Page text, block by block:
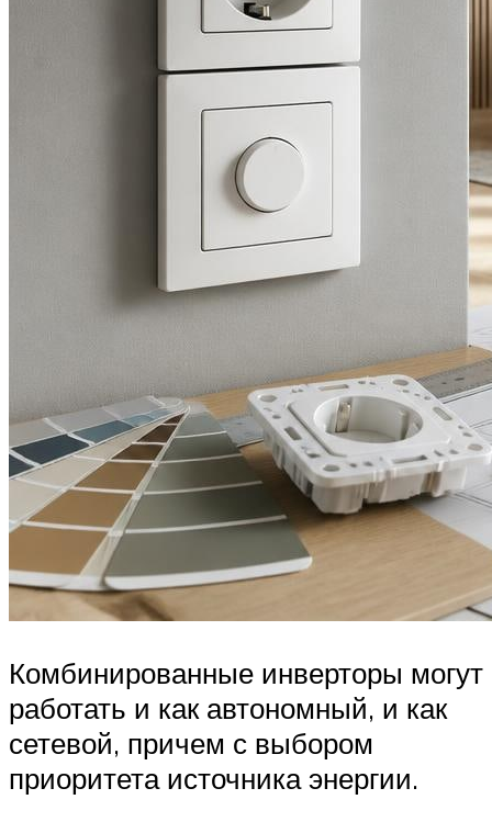
Комбинированные инверторы могут
работать и как автономный, и как
сетевой, причем с выбором
приоритета источника энергии.